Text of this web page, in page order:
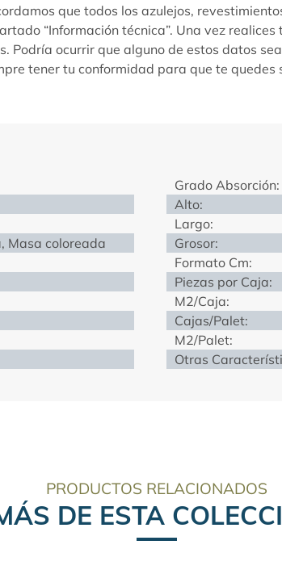
que todos los azulejos,
“Información técnica”. Una vez
ocurrir que alguno de estos datos
tener tu conformidad para que te quedes
Masa coloreada
Grado Absorción:
Alto:
Largo:
Grosor:
Formato Cm:
Piezas por Caja:
M2/Caja:
Cajas/Palet:
M2/Palet:
Otras
PRODUCTOS RELACIONADOS
DE ESTA